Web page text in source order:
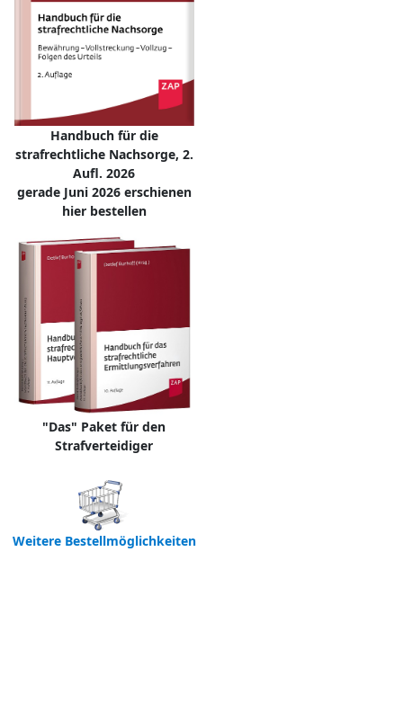
Handbuch für die
strafrechtliche Nachsorge, 2.
Aufl. 2026
gerade Juni 2026 erschienen
hier bestellen
"Das" Paket für den
Strafverteidiger
Weitere Bestellmöglichkeiten